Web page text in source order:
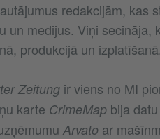
redakcijām, kas
un medijus. Viņi
produkcijā un izplatīšanā.
Zeitungir viens no MI
karte CrimeMapbija datu
Arvato ar